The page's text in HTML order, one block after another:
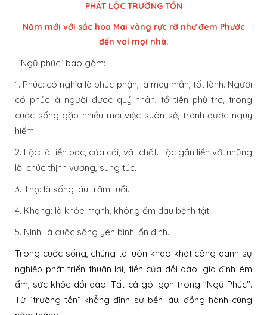
PHÁT LỘC TRƯỜNG TỒN
Năm mới với sắc hoa Mai vàng rực rỡ như đem Phước
đến vơí mọi nhà.
“Ngũ phúc” bao gồm:
1. Phúc: có nghĩa là phúc phận, là may mắn, tốt lành. Người
có phúc là người được quý nhân, tổ tiên phù trợ, trong
cuộc sống gặp nhiều mọi việc suôn sẻ, tránh được nguy
hiểm.
2. Lộc: là tiền bạc, của cải, vật chất. Lộc gắn liền với những
lời chúc thịnh vượng, sung túc.
3. Thọ: là sống lâu trăm tuổi.
4. Khang: là khỏe mạnh, không ốm đau bệnh tật.
5. Ninh: là cuộc sống yên bình, ổn định.
Trong cuộc sống, chúng ta luôn khao khát công danh sự
nghiệp phát triển thuận lợi, tiền của dồi dào, gia đình êm
ấm, sức khỏe dồi dào. Tất cả gói gọn trong "Ngũ Phúc".
Từ “trường tồn” khẳng định sự bền lâu, đồng hành cùng